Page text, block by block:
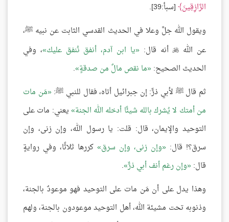
الرَّازِقِينَ [سبأ:39].
ويقول الله جلَّ وعلا في الحديث القدسي الثابت عن نبيه ﷺ،
عن الله أنه قال: يا ابن آدم، أنفق نُنفق عليك ، وفي
الحديث الصحيح: ما نقص مالٌ من صدقةٍ .
ثم قال ﷺ لأبي ذرٍّ: إن جبرائيل أتاه، فقال للنبي ﷺ: مَن مات
من أمتك لا يُشرك بالله شيئًا أدخله الله الجنة يعني: مات على
التوحيد والإيمان، قال: قلت: يا رسول الله، وإن زنى، وإن
سرق؟! قال:
وإن زنى، وإن سرق كررها ثلاثًا، وفي روايةٍ
قال: وإن رغم أنف أبي ذرٍّ .
وهذا يدل على أن مَن مات على التوحيد فهو موعودٌ بالجنة،
وذنوبه تحت مشيئة الله، أهل التوحيد موعودون بالجنة، ولهم